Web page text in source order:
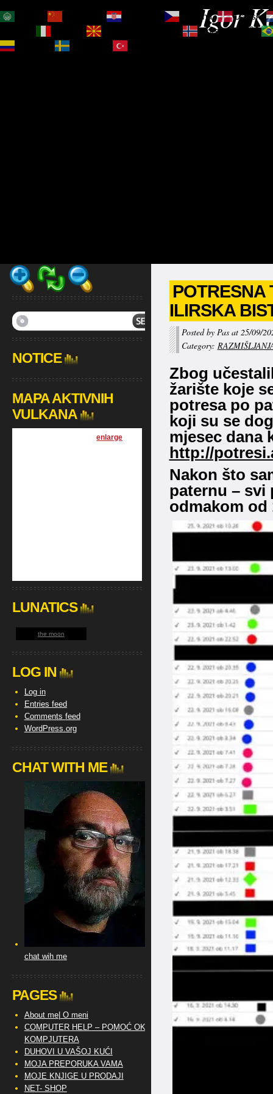
Igor
POTRESNA
ILIRSKA
Posted by Pas at 25/09/
Category:
Zbog
žarište koje
potresa po
koji su se
mjesec dana
http://
Nakon što
paternu – svi
odmakom od
NOTICE
MAPA AKTIVNIH
VULKANA
[enlarge
LUNATICS
the moon
LOG IN
Log in
Entries feed
Comments feed
WordPress.org
CHAT WITH ME
chat wih me
PAGES
About me| O meni
COMPUTER HELP – POMOĆ OKO
KOMPJUTERA
DUHOVI U VAŠOJ KUĆI
MOJA PREPORUKA VAMA
MOJE KNJIGE U PRODAJI
NET- SHOP
Čeština‎
Dansk
Norsk bokmål